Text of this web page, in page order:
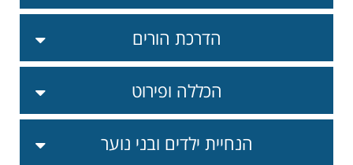
הדרכת הורים
הכללה ופירוט
הנחיית ילדים ובני נוער